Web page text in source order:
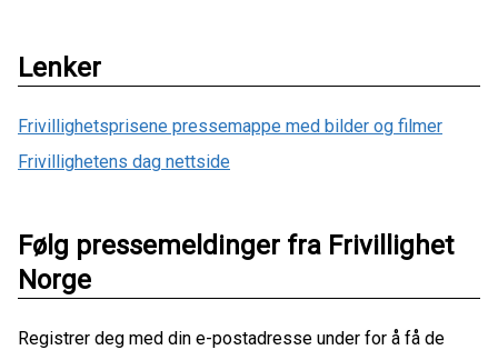
Lenker
Frivillighetsprisene pressemappe med bilder og filmer
Frivillighetens dag nettside
Følg pressemeldinger fra Frivillighet
Norge
Registrer deg med din e-postadresse under for å få de